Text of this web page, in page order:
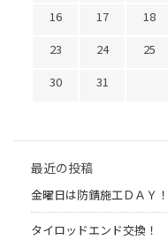
16
17 18
23
24 25
30
31
最近の投稿
金曜日は防錆施工ＤＡＹ！
タイロッドエンド交換！